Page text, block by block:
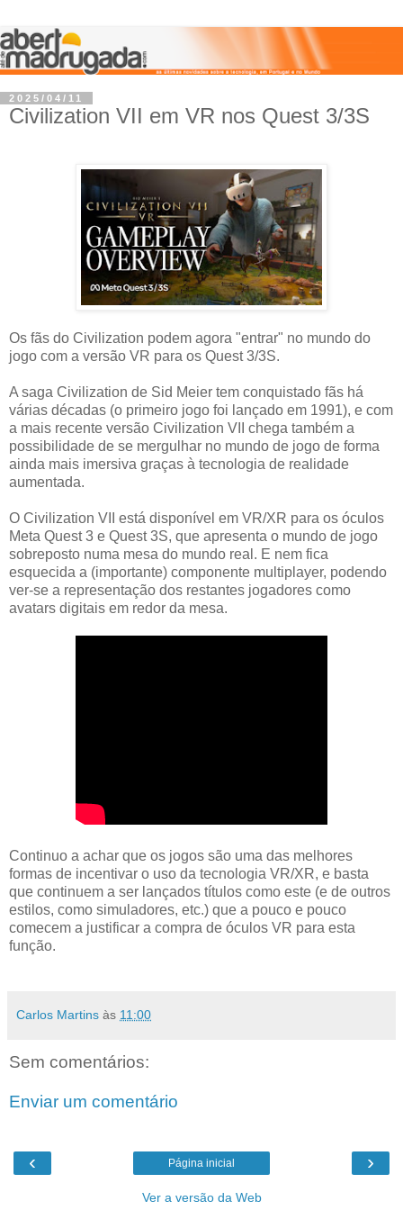
2025/04/11
Civilization VII em VR nos Quest 3/3S
Os fãs do Civilization podem agora "entrar" no mundo do
jogo com a versão VR para os Quest 3/3S.
A saga Civilization de Sid Meier tem conquistado fãs há
várias décadas (o primeiro jogo foi lançado em 1991), e com
a mais recente versão Civilization VII chega também a
possibilidade de se mergulhar no mundo de jogo de forma
ainda mais imersiva graças à tecnologia de realidade
aumentada.
O Civilization VII está disponível em VR/XR para os óculos
Meta Quest 3 e Quest 3S, que apresenta o mundo de jogo
sobreposto numa mesa do mundo real. E nem fica
esquecida a (importante) componente multiplayer, podendo
ver-se a representação dos restantes jogadores como
avatars digitais em redor da mesa.
Continuo a achar que os jogos são uma das melhores
formas de incentivar o uso da tecnologia VR/XR, e basta
que continuem a ser lançados títulos como este (e de outros
estilos, como simuladores, etc.) que a pouco e pouco
comecem a justificar a compra de óculos VR para esta
função.
Carlos Martins às 11:00
Sem comentários:
Enviar um comentário
‹ ›
Página inicial
Ver a versão da Web